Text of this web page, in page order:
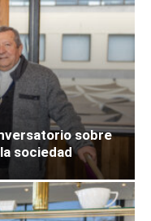
sobre
sociedad